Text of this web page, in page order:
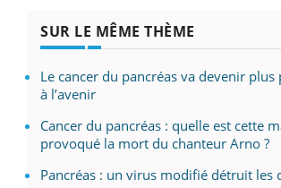
SUR LE MÊME THÈME
Le cancer du pancréas va devenir plus
à l’avenir
Cancer du pancréas : quelle est cette
provoqué la mort du chanteur Arno ?
Pancréas : un virus modifié détruit les